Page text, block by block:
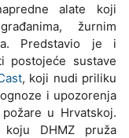
alate koji
žurnim
Predstavio je i
postojeće sustave
, koji nudi priliku
i upozorenja
u Hrvatskoj.
DHMZ pruža